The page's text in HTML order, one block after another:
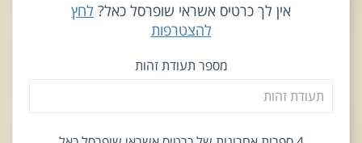
אין לך כרטיס אשראי שופרסל כאל? לחץ
להצטרפות
מספר תעודת זהות